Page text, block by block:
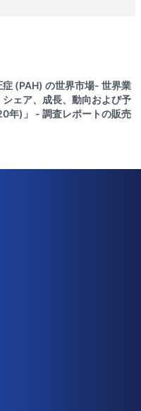
症 (PAH) の世界市場- 世界業
ェア、成長、動向および予
年)」 - 調査レポートの販売